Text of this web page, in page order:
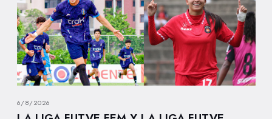
6/8/2026